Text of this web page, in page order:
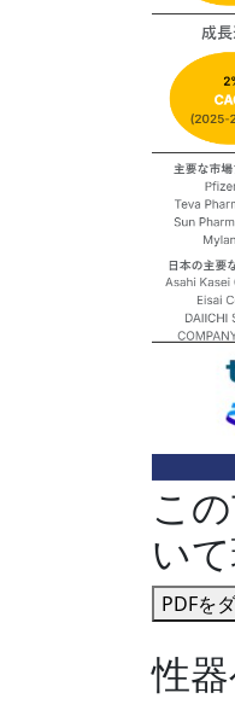
こ
い
PDFを
性